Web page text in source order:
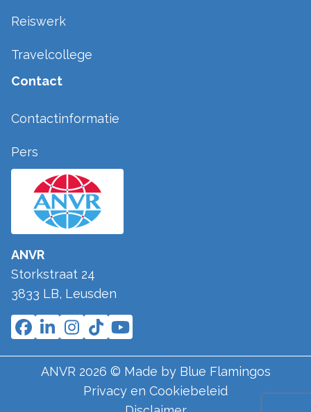
ANVR
Storkstraat 24
3833 LB, Leusden
Reiswerk
Travelcollege
Contact
Contactinformatie
Pers
ANVR 2026 © Made by Blue Flamingos
Privacy en Cookiebeleid